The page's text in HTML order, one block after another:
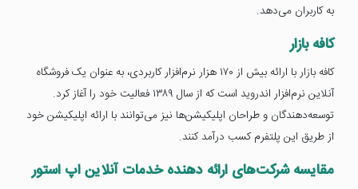
به کاربران می‌دهد.
کافه بازار
کافه بازار با ارائه بیش از ۱۷۰ هزار نرم‌افزار کاربردی، به عنوان یک فروشگاه
آنلاین نرم‌افزار اندروید است که از سال ۱۳۸۹ فعالیت خود را آغاز کرد.
توسعه‌دهندگان و طراحان اپلیکیشن‌ها نیز می‌توانند با ارائه اپلیکیشن خود
از طریق این پلتفرم کسب درآمد کنند.
مقایسه شرکت‌های ارائه دهنده خدمات آنلاین اپ استور